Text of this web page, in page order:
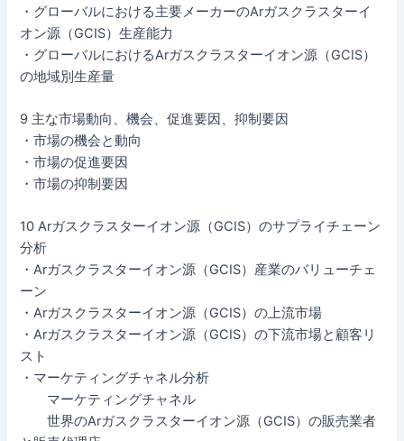
・グローバルにおける主要メーカーのArガスクラスターイ
オン源（GCIS）生産能力
・グローバルにおけるArガスクラスターイオン源（GCIS）
の地域別生産量
9 主な市場動向、機会、促進要因、抑制要因
・市場の機会と動向
・市場の促進要因
・市場の抑制要因
10 Arガスクラスターイオン源（GCIS）のサプライチェーン
分析
・Arガスクラスターイオン源（GCIS）産業のバリューチェ
ーン
・Arガスクラスターイオン源（GCIS）の上流市場
・Arガスクラスターイオン源（GCIS）の下流市場と顧客リ
スト
・マーケティングチャネル分析
マーケティングチャネル
世界のArガスクラスターイオン源（GCIS）の販売業者